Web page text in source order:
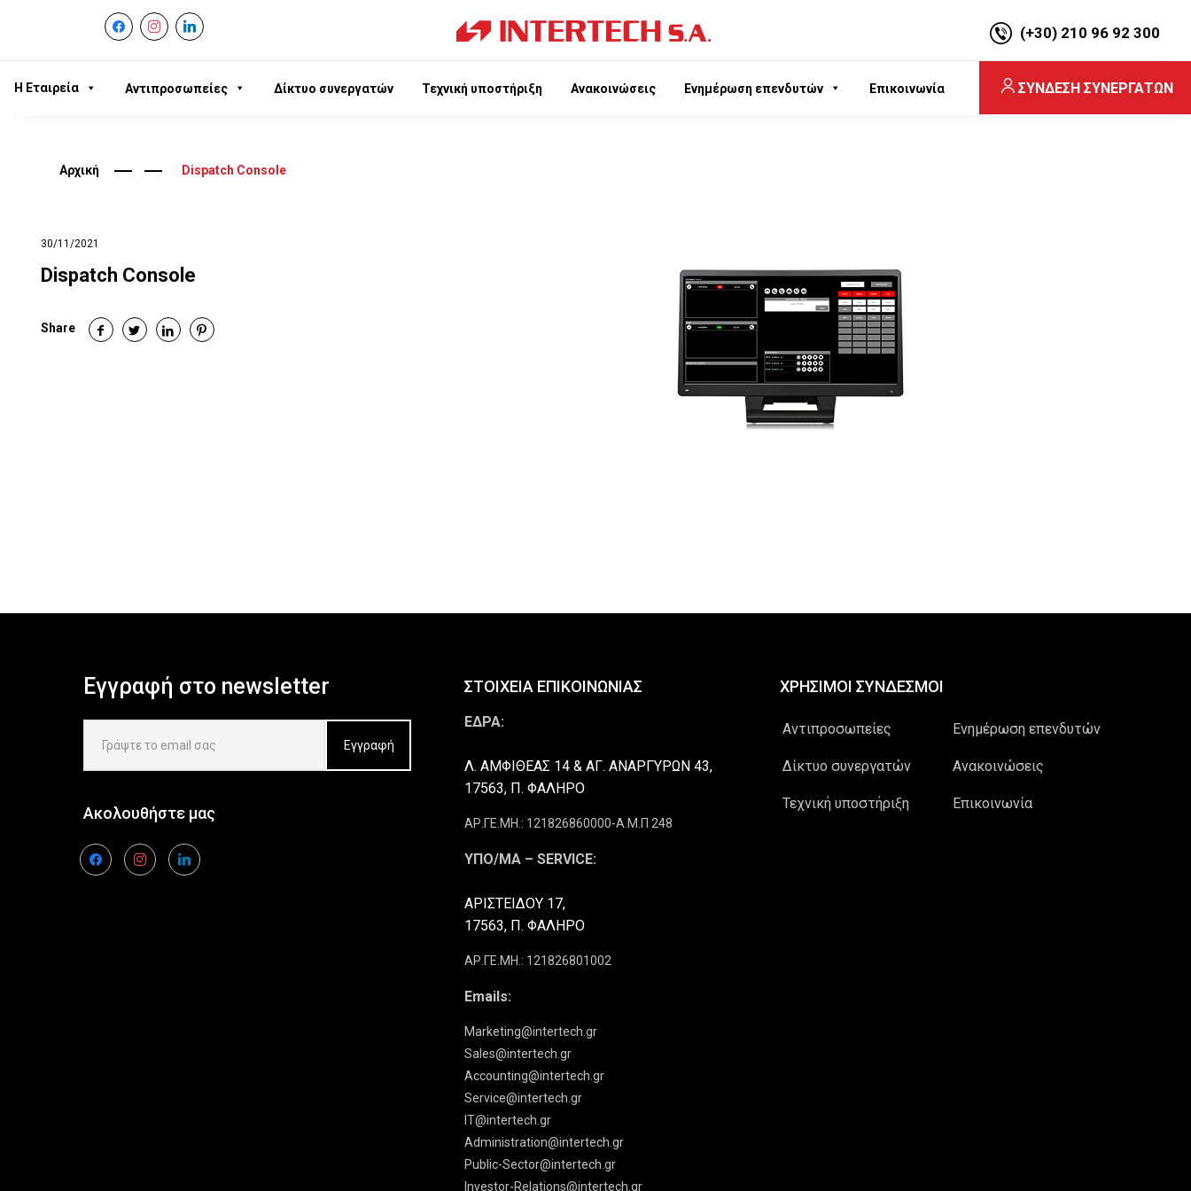
facebookinstagram
linkedin
(+30) 210 96 92 300
Η Εταιρεία Αντιπροσωπείες Δίκτυο συνεργατών Τεχνική υποστήριξη Ανακοινώσεις Ενημέρωση επενδυτών Επικοινωνία ΣΥΝΔΕΣΗ ΣΥΝΕΡΓΑΤΩΝ
Αρχική Dispatch Console
30/11/2021
Dispatch Console
Share
Εγγραφή στο newsletter
Ακολουθήστε μας
facebookinstagramlinkedin
ΣΤΟΙΧΕΙΑ ΕΠΙΚΟΙΝΩΝΙΑΣ
ΕΔΡΑ:
Λ. ΑΜΦΙΘΕΑΣ 14 & ΑΓ. ΑΝΑΡΓΥΡΩΝ 43,
17563, Π. ΦΑΛΗΡΟ
ΑΡ.ΓΕ.ΜΗ.: 121826860000-Α.Μ.Π 248
ΥΠΟ/ΜΑ – SERVICE:
ΑΡΙΣΤΕΙΔΟΥ 17,
17563, Π. ΦΑΛΗΡΟ
ΑΡ.ΓΕ.ΜΗ.: 121826801002
Emails:
Marketing@intertech.gr
Sales@intertech.gr
Accounting@intertech.gr
Service@intertech.gr
IT@intertech.gr
Administration@intertech.gr
Public-Sector@intertech.gr
Investor-Relations@intertech.gr
ΧΡΗΣΙΜΟΙ ΣΥΝΔΕΣΜΟΙ
Αντιπροσωπείες
Δίκτυο συνεργατών
Τεχνική υποστήριξη
Ενημέρωση επενδυτών
Ανακοινώσεις
Επικοινωνία